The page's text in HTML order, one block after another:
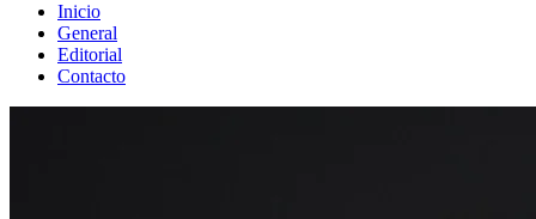
Inicio
General
Editorial
Contacto